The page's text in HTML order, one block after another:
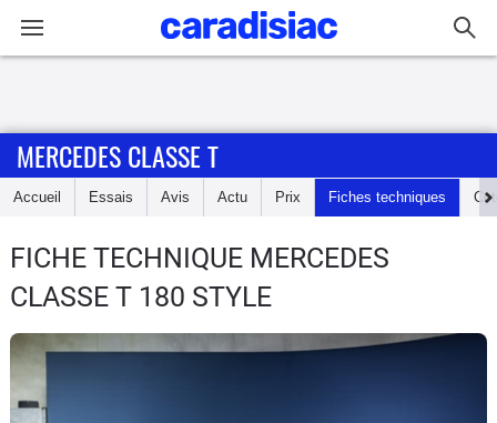
Accueil
Essais
Guide
d'achat
Electriques
MERCEDES CLASSE T
Accueil Essais Avis Actu Prix Fiches techniques
FICHE TECHNIQUE MERCEDES
CLASSE T 180 STYLE